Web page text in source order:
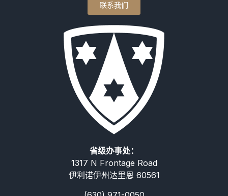
联系我们
省级办事处：
1317 N Frontage Road
伊利诺伊州达里恩 60561